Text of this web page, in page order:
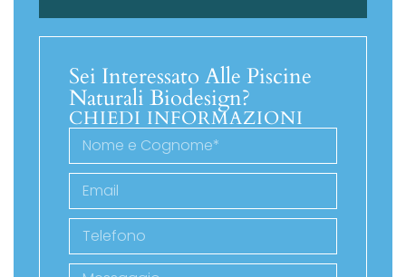
Sei Interessato Alle Piscine
Naturali Biodesign?
CHIEDI INFORMAZIONI